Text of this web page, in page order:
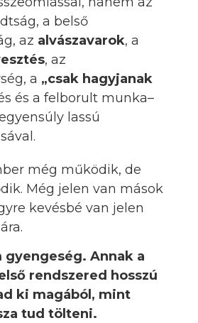
a belső
az alvászavarok, a
, az
a „csak hagyjanak
és a felborult munka–
lassú
még működik, de
Még jelen van mások
kevésbé van jelen
gyengeség. Annak a
rendszered hosszú
ki magából, mint
tud tölteni.